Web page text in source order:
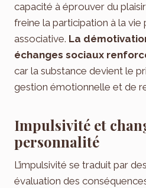
capacité à éprouver du
freine la participation à la
associative. La
échanges sociaux
car la substance devient le
gestion émotionnelle et de
Impulsivité et
personnalité
L’impulsivité se traduit par
évaluation des